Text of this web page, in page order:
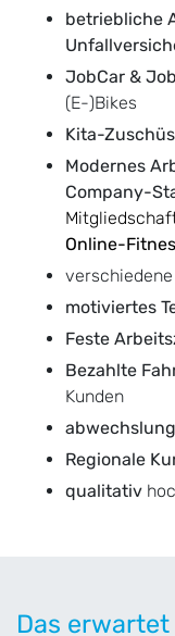
betriebliche
JobCar &
(E-)Bikes
Kita-
Modernes
Company-
Online-
motiviertes
Feste
Bezahlte
Kunden
Regionale
qualitativ
Das erwartet